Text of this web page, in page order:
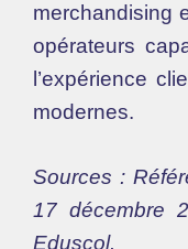
merchandising
opérateurs
l’expérience
modernes.
Sources :
17 décembre
Eduscol.